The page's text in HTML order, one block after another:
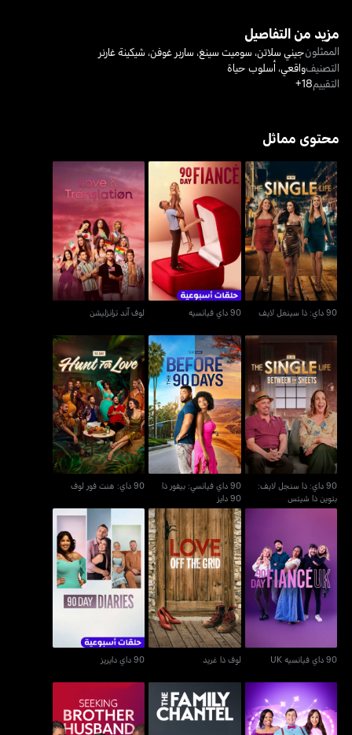
مزيد من التفاصيل
الممثلونجيني سلاتن، سوميت سينغ، ساربر غوفن، شيكينة غارنر
التصنيفواقعي،أسلوب حياة
التقييم18+
محتوى مماثل
90 داي: ذا سينغل لايف
90 داي: ذا سينغل لايف
90 داي فيانسيه
90 داي فيانسيه
لوف آند ترانزليشن
لوف آند ترانزليشن
90 داي: ذا سنجل لايف:
بتوين ذا شيتس
90 داي: ذا سنجل لايف:
بتوين ذا شيتس
90 داي فيانسي: بيفور ذا
90 دايز
90 داي فيانسي: بيفور ذا
90 دايز
90 داي: هنت فور لوف
90 داي: هنت فور لوف
90 داي فيانسيه UK
90 داي فيانسيه UK
لوف ذا غريد
لوف ذا غريد
90 داي دايريز
90 داي دايريز